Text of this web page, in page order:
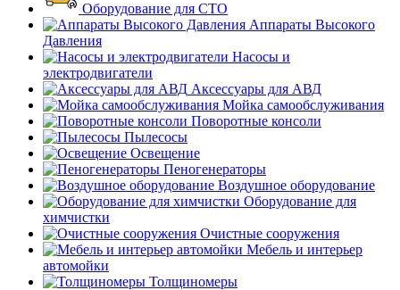
Оборудование для СТО
Аппараты Высокого
Давления
Насосы и
электродвигатели
Аксессуары для АВД
Мойка самообслуживания
Поворотные консоли
Пылесосы
Освещение
Пеногенераторы
Воздушное оборудование
Оборудование для
химчистки
Очистные сооружения
Мебель и интерьер
автомойки
Толщиномеры